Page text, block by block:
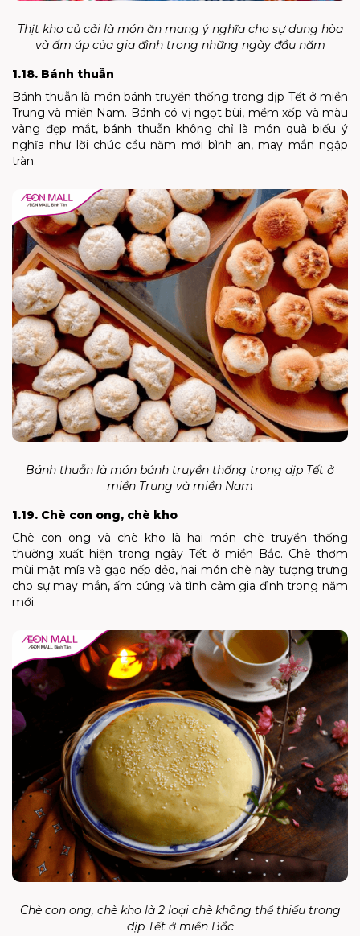
Thịt kho củ cải là món ăn mang ý nghĩa cho sự dung hòa
và ấm áp của gia đình trong những ngày đầu năm
1.18. Bánh thuẫn
Bánh thuẫn là món bánh truyền thống trong dịp Tết ở miền
Trung và miền Nam. Bánh có vị ngọt bùi, mềm xốp và màu
vàng đẹp mắt, bánh thuẫn không chỉ là món quà biếu ý
nghĩa như lời chúc cầu năm mới bình an, may mắn ngập
tràn.
Bánh thuẫn là món bánh truyền thống trong dịp Tết ở
miền Trung và miền Nam
1.19. Chè con ong, chè kho
Chè con ong và chè kho là hai món chè truyền thống
thường xuất hiện trong ngày Tết ở miền Bắc. Chè thơm
mùi mật mía và gạo nếp dẻo, hai món chè này tượng trưng
cho sự may mắn, ấm cúng và tình cảm gia đình trong năm
mới.
Chè con ong, chè kho là 2 loại chè không thể thiếu trong
dịp Tết ở miền Bắc